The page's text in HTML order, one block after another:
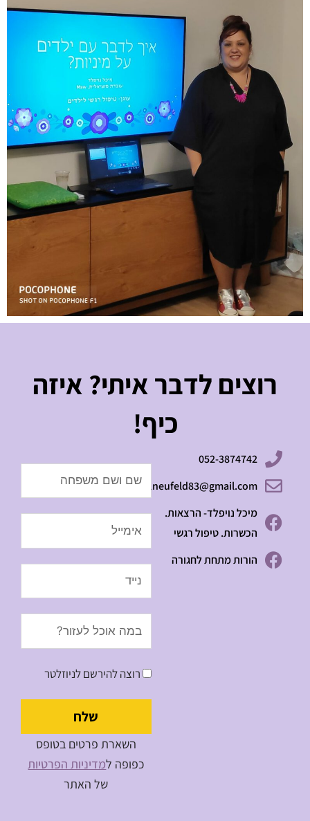
רוצים לדבר איתי? איזה
כיף!
052-3874742
michalneufeld83@gmail.com
מיכל נויפלד- הרצאות.
הכשרות. טיפול רגשי
הורות מתחת לחגורה
רוצה להירשם לניוזלטר
שלח
השארת פרטים בטופס
כפופה למדיניות הפרטיות
של האתר